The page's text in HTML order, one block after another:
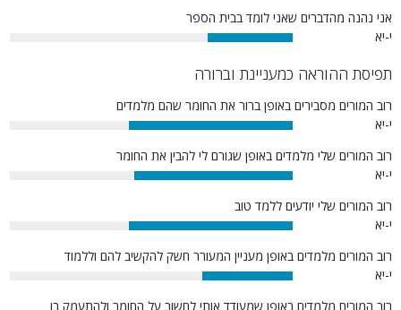
אני נהנה מהדברים שאני לומד בבית הספר
י-יא
30%
תפיסת ההוראה כמעניינת וברורה
רוב המורים מסבירים באופן ברור את החומר שהם מלמדים
י-יא
58%
רוב המורים שלי מלמדים באופן שגורם לי להבין את החומר
י-יא
56%
רוב המורים שלי יודעים ללמד טוב
י-יא
58%
רוב המורים מלמדים באופן מעניין המעורר חשק להקשיב להם וללמוד
י-יא
32%
רוב המורים מלמדים באופן שמעודד אותי לחשוב על החומר ולהתעמק בו